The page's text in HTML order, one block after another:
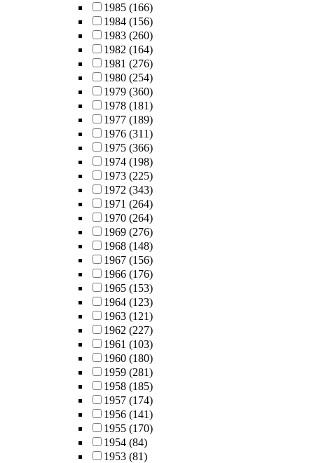
1985 (166)
1984 (156)
1983 (260)
1982 (164)
1981 (276)
1980 (254)
1979 (360)
1978 (181)
1977 (189)
1976 (311)
1975 (366)
1974 (198)
1973 (225)
1972 (343)
1971 (264)
1970 (264)
1969 (276)
1968 (148)
1967 (156)
1966 (176)
1965 (153)
1964 (123)
1963 (121)
1962 (227)
1961 (103)
1960 (180)
1959 (281)
1958 (185)
1957 (174)
1956 (141)
1955 (170)
1954 (84)
1953 (81)